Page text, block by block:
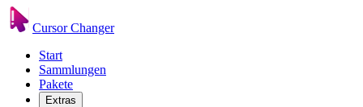
Cursor Changer
Start
Sammlungen
Pakete
Extras